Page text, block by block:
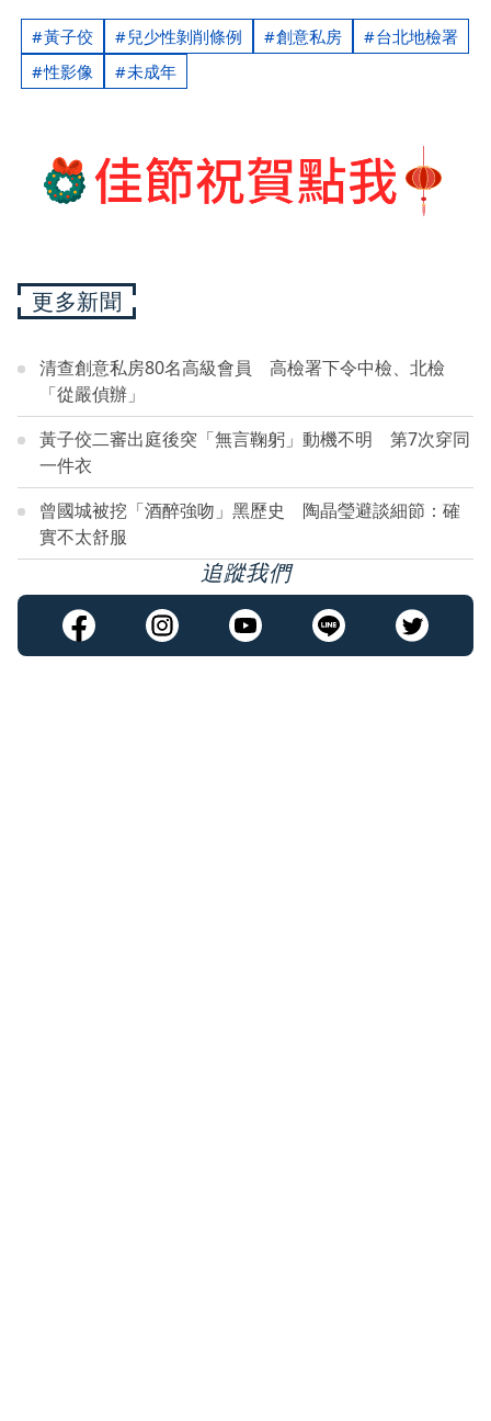
黃子佼 兒少性剝削條例 創意私房
台北地檢署
性影像
未成年
更多新聞
清查創意私房80名高級會員 高檢署下令中檢、北檢
「從嚴偵辦」
黃子佼二審出庭後突「無言鞠躬」動機不明 第7次穿同
一件衣
曾國城被挖「酒醉強吻」黑歷史 陶晶瑩避談細節：確
實不太舒服
追蹤我們